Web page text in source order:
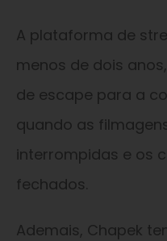
A plataforma de
menos de dois
de escape para a
quando as
interrompidas e os
fechados.
Ademais, Chapek